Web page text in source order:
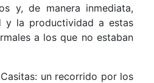
y, de manera inmediata,
y la productividad a estas
a los que no estaban
un recorrido por los